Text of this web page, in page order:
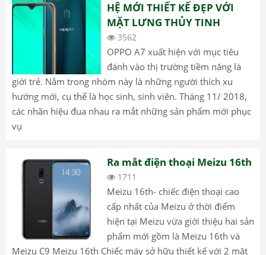
HỆ MỚI THIẾT KẾ ĐẸP VỚI
MẶT LƯNG THỦY TINH
3562
OPPO A7 xuất hiện với mục tiêu
đánh vào thị trường tiềm năng là
giới trẻ. Nằm trong nhóm này là những người thích xu
hướng mới, cụ thể là học sinh, sinh viên. Tháng 11/ 2018,
các nhãn hiệu đua nhau ra mắt những sản phẩm mới phục
vụ
Ra mắt điện thoại Meizu 16th
1711
Meizu 16th- chiếc điện thoại cao
cấp nhất của Meizu ở thời điểm
hiện tại Meizu vừa giới thiệu hai sản
phẩm mới gồm là Meizu 16th và
Meizu C9 Meizu 16th Chiếc máy sở hữu thiết kế với 2 mặt